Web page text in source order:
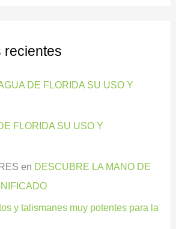
recientes
DE FLORIDA SU USO Y
FLORIDA SU USO Y
en DESCUBRE LA MANO DE
y talismanes muy potentes para la